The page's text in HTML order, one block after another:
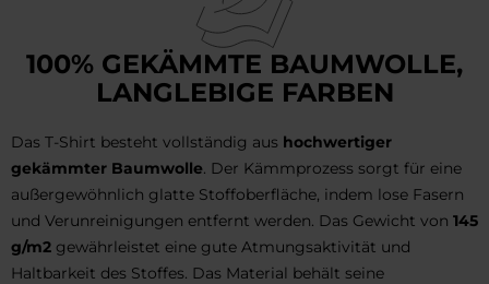
100% GEKÄMMTE BAUMWOLLE,
LANGLEBIGE FARBEN
Das T-Shirt besteht vollständig aus hochwertiger
gekämmter Baumwolle. Der Kämmprozess sorgt für eine
außergewöhnlich glatte Stoffoberfläche, indem lose Fasern
und Verunreinigungen entfernt werden. Das Gewicht von 145
g/m2 gewährleistet eine gute Atmungsaktivität und
Haltbarkeit des Stoffes. Das Material behält seine